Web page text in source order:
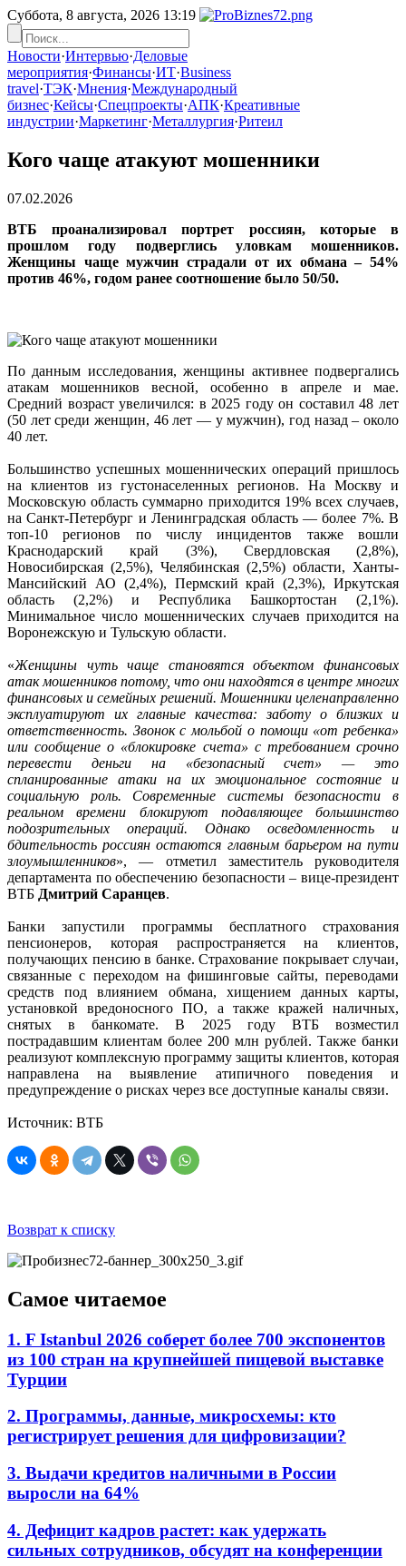
Суббота, 8 августа, 2026 13:19
Новости·Интервью·Деловые
мероприятия·Финансы·ИТ·Business
travel·ТЭК·Мнения·Международный
бизнес·Кейсы·Спецпроекты·АПК·Креативные
индустрии·Маркетинг·Металлургия·Ритеил
Кого чаще атакуют мошенники
07.02.2026
ВТБ проанализировал портрет россиян, которые в
прошлом году подверглись уловкам мошенников.
Женщины чаще мужчин страдали от их обмана – 54%
против 46%, годом ранее соотношение было 50/50.
По данным исследования, женщины активнее подвергались
атакам мошенников весной, особенно в апреле и мае.
Средний возраст увеличился: в 2025 году он составил 48 лет
(50 лет среди женщин, 46 лет — у мужчин), год назад – около
40 лет.
Большинство успешных мошеннических операций пришлось
на клиентов из густонаселенных регионов. На Москву и
Московскую область суммарно приходится 19% всех случаев,
на Санкт-Петербург и Ленинградская область — более 7%. В
топ-10 регионов по числу инцидентов также вошли
Краснодарский край (3%), Свердловская (2,8%),
Новосибирская (2,5%), Челябинская (2,5%) области, Ханты-
Мансийский АО (2,4%), Пермский край (2,3%), Иркутская
область (2,2%) и Республика Башкортостан (2,1%).
Минимальное число мошеннических случаев приходится на
Воронежскую и Тульскую области.
«Женщины чуть чаще становятся объектом финансовых
атак мошенников потому, что они находятся в центре многих
финансовых и семейных решений. Мошенники целенаправленно
эксплуатируют их главные качества: заботу о близких и
ответственность. Звонок с мольбой о помощи «от ребенка»
или сообщение о «блокировке счета» с требованием срочно
перевести деньги на «безопасный счет» — это
спланированные атаки на их эмоциональное состояние и
социальную роль. Современные системы безопасности в
реальном времени блокируют подавляющее большинство
подозрительных операций. Однако осведомленность и
бдительность россиян остаются главным барьером на пути
злоумышленников», — отметил заместитель руководителя
департамента по обеспечению безопасности – вице-президент
ВТБ Дмитрий Саранцев.
Банки запустили программы бесплатного страхования
пенсионеров, которая распространяется на клиентов,
получающих пенсию в банке. Страхование покрывает случаи,
связанные с переходом на фишинговые сайты, переводами
средств под влиянием обмана, хищением данных карты,
установкой вредоносного ПО, а также кражей наличных,
снятых в банкомате. В 2025 году ВТБ возместил
пострадавшим клиентам более 200 млн рублей. Также банки
реализуют комплексную программу защиты клиентов, которая
направлена на выявление атипичного поведения и
предупреждение о рисках через все доступные каналы связи.
Источник: ВТБ
Возврат к списку
Самое читаемое
1. F Istanbul 2026 соберет более 700 экспонентов
из 100 стран на крупнейшей пищевой выставке
Турции
2. Программы, данные, микросхемы: кто
регистрирует решения для цифровизации?
3. Выдачи кредитов наличными в России
выросли на 64%
4. Дефицит кадров растет: как удержать
сильных сотрудников, обсудят на конференции